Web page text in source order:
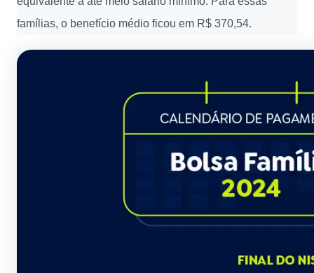
famílias, o benefício médio ficou em R$ 370,54.